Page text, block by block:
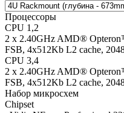
Процессоры
CPU 1,2
2 x 2.40GHz AMD®
FSB, 4x512Kb L2 cache,
CPU 3,4
2 x 2.40GHz AMD®
FSB, 4x512Kb L2 cache,
Набор микросхем
Chipset